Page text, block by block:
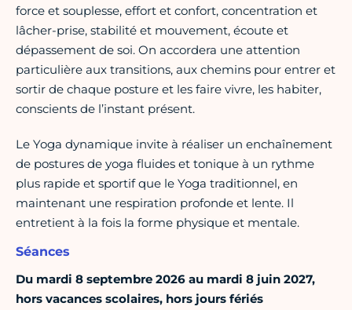
force et souplesse, effort et confort, concentration et
lâcher-prise, stabilité et mouvement, écoute et
dépassement de soi. On accordera une attention
particulière aux transitions, aux chemins pour entrer et
sortir de chaque posture et les faire vivre, les habiter,
conscients de l’instant présent.
Le Yoga dynamique invite à réaliser un enchaînement
de postures de yoga fluides et tonique à un rythme
plus rapide et sportif que le Yoga traditionnel, en
maintenant une respiration profonde et lente. Il
entretient à la fois la forme physique et mentale.
Séances
Du mardi 8 septembre 2026 au mardi 8 juin 2027,
hors vacances scolaires, hors jours fériés